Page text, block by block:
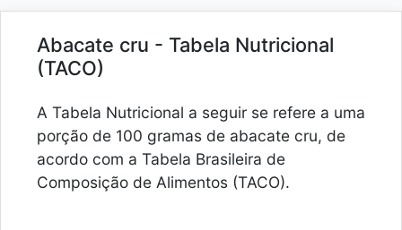
Abacate cru - Tabela Nutricional
(TACO)
A Tabela Nutricional a seguir se refere a uma
porção de 100 gramas de abacate cru, de
acordo com a Tabela Brasileira de
Composição de Alimentos (TACO).